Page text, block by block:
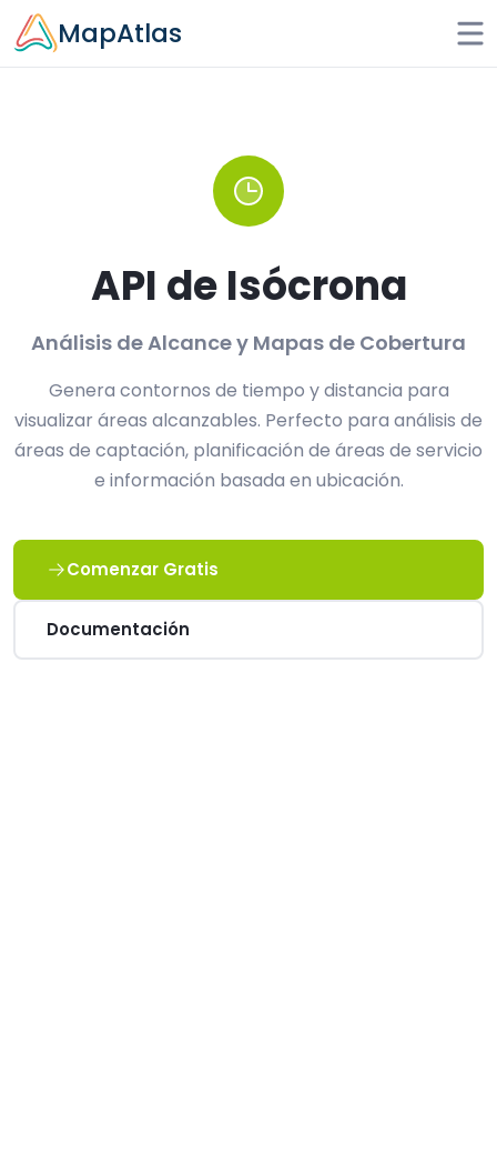
Skip to main content
MapAtlas
API de Isócrona
Análisis de Alcance y Mapas de Cobertura
Genera contornos de tiempo y distancia para
visualizar áreas alcanzables. Perfecto para análisis de
áreas de captación, planificación de áreas de servicio
e información basada en ubicación.
Comenzar Gratis
Documentación